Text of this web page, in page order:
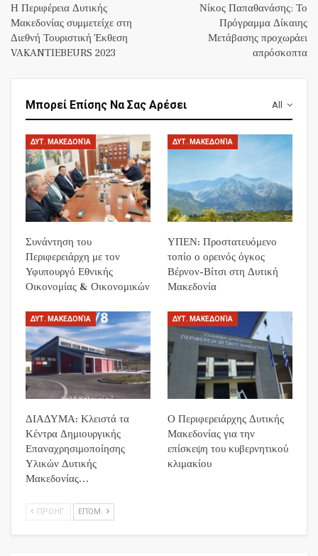
Η Περιφέρεια Δυτικής
Μακεδονίας συμμετείχε στη
Διεθνή Τουριστική Έκθεση
VAKANTIEBEURS 2023
Νίκος Παπαθανάσης: Το
Πρόγραμμα Δίκαιης
Μετάβασης προχωράει
απρόσκοπτα
All
Μπορεί Επίσης Να Σας Αρέσει
ΔΥΤ. ΜΑΚΕΔΟΝΊΑ
Συνάντηση του
Περιφερειάρχη με τον
Υφυπουργό Εθνικής
Οικονομίας & Οικονομικών
ΔΥΤ. ΜΑΚΕΔΟΝΊΑ
ΥΠΕΝ: Προστατευόμενο
τοπίο ο ορεινός όγκος
Βέρνον-Βίτσι στη Δυτική
Μακεδονία
ΔΥΤ. ΜΑΚΕΔΟΝΊΑ
ΔΙΑΔΥΜΑ: Κλειστά τα
Κέντρα Δημιουργικής
Επαναχρησιμοποίησης
Υλικών Δυτικής
Μακεδονίας…
ΔΥΤ. ΜΑΚΕΔΟΝΊΑ
Ο Περιφερειάρχης Δυτικής
Μακεδονίας για την
επίσκεψη του κυβερνητικού
κλιμακίου
ΠΡΟΗΓ. ΕΠΌΜ.